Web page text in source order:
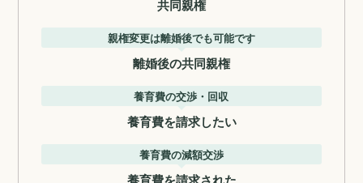
共同親権
親権変更は離婚後でも可能です
離婚後の共同親権
養育費の交渉・回収
養育費を請求したい
養育費の減額交渉